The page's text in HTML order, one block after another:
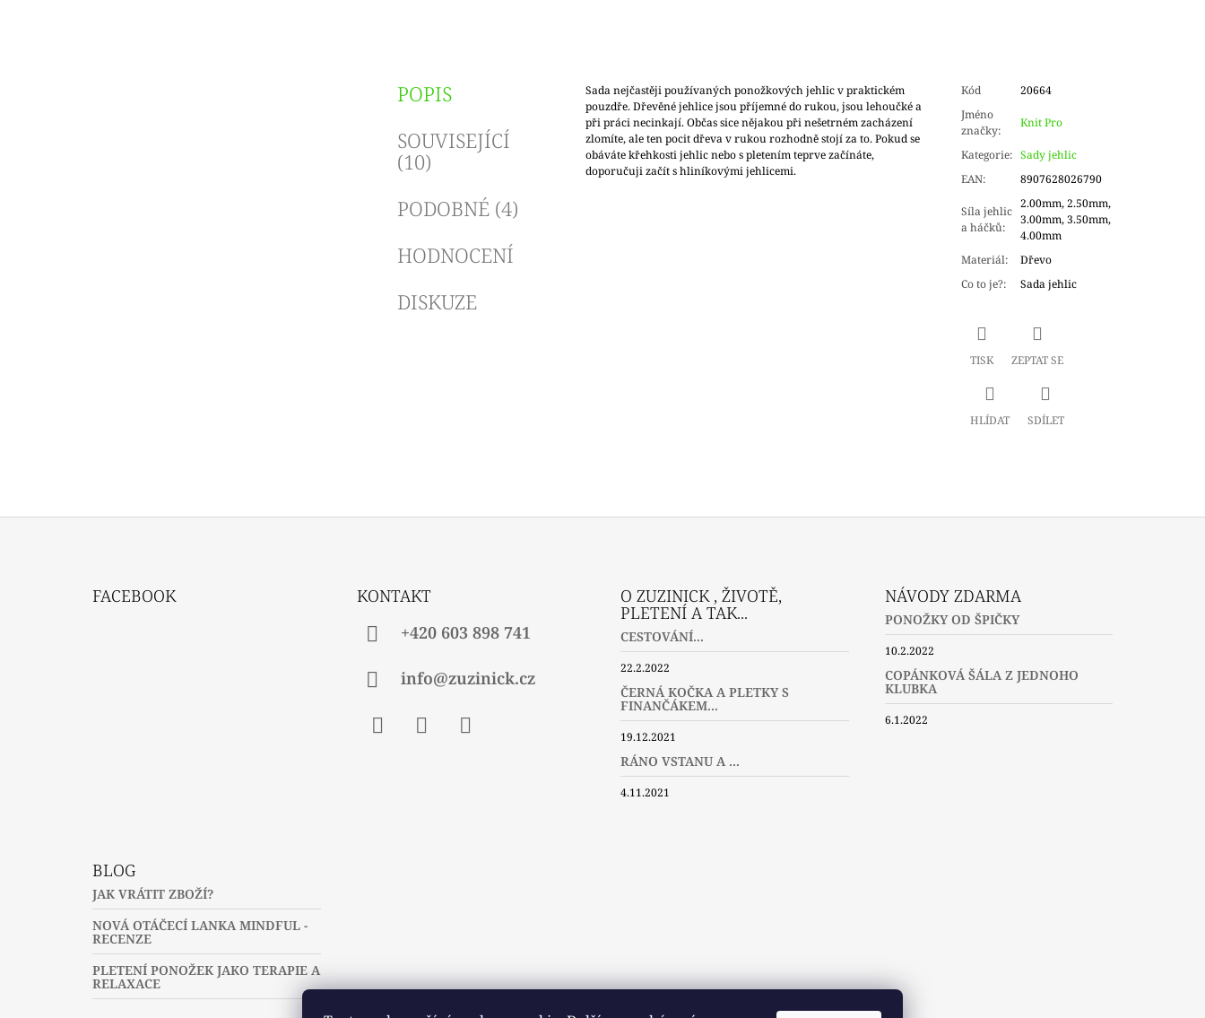
POPIS
SOUVISEJÍCÍ
(10)
PODOBNÉ (4)
HODNOCENÍ
DISKUZE
Sada nejčastěji používaných ponožkových jehlic v praktickém
pouzdře. Dřevěné jehlice jsou příjemné do rukou, jsou lehoučké a
při práci necinkají. Občas sice nějakou při nešetrném zacházení
zlomíte, ale ten pocit dřeva v rukou rozhodně stojí za to. Pokud se
obáváte křehkosti jehlic nebo s pletením teprve začínáte,
doporučuji začít s hliníkovými jehlicemi.
Kód
20664
Jméno
značky:
Knit Pro
Kategorie: Sady jehlic
EAN: 8907628026790
Síla jehlic
a háčků:
2.00mm, 2.50mm,
3.00mm, 3.50mm,
4.00mm
Materiál:
Dřevo
Co to je?: Sada jehlic
TISK ZEPTAT SE
HLÍDAT SDÍLET
FACEBOOK
KONTAKT
+420 603 898 741
info@zuzinick.cz
O ZUZINICK , ŽIVOTĚ,
PLETENÍ A TAK...
CESTOVÁNÍ...
22.2.2022
ČERNÁ KOČKA A PLETKY S
FINANČÁKEM...
19.12.2021
RÁNO VSTANU A ...
4.11.2021
NÁVODY ZDARMA
PONOŽKY OD ŠPIČKY
10.2.2022
COPÁNKOVÁ ŠÁLA Z JEDNOHO
KLUBKA
6.1.2022
BLOG
JAK VRÁTIT ZBOŽÍ?
NOVÁ OTÁČECÍ LANKA MINDFUL -
RECENZE
PLETENÍ PONOŽEK JAKO TERAPIE A
RELAXACE